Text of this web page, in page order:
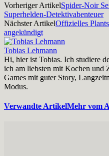
Vorheriger ArtikelSpider-Noir
Superhelden-Detektivabenteuer
Nächster ArtikelOffizielles
angekündigt
Tobias Lehmann
Hi, hier ist Tobias. Ich studiere
ich am liebsten mit Kochen und
Games mit guter Story,
Modus.
Verwandte ArtikelMehr vom